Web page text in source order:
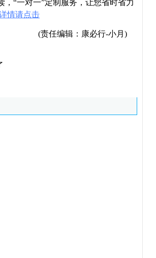
“一对一”定制服务，让您省时省力
情请点击
(责任编辑：康必行-小月)